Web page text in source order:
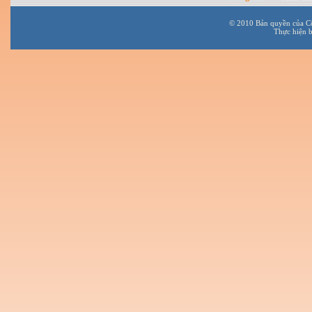
© 2010 Bản quyền của
Thực hiện